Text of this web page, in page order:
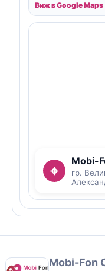
Виж в Google
⌖
Mobi-
гр.
Mobi-Fon